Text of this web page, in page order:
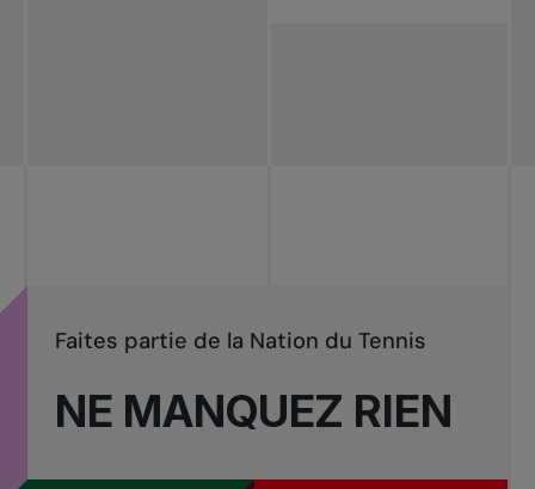
NE MANQUEZ RIEN
Faites partie de la Nation du Tennis